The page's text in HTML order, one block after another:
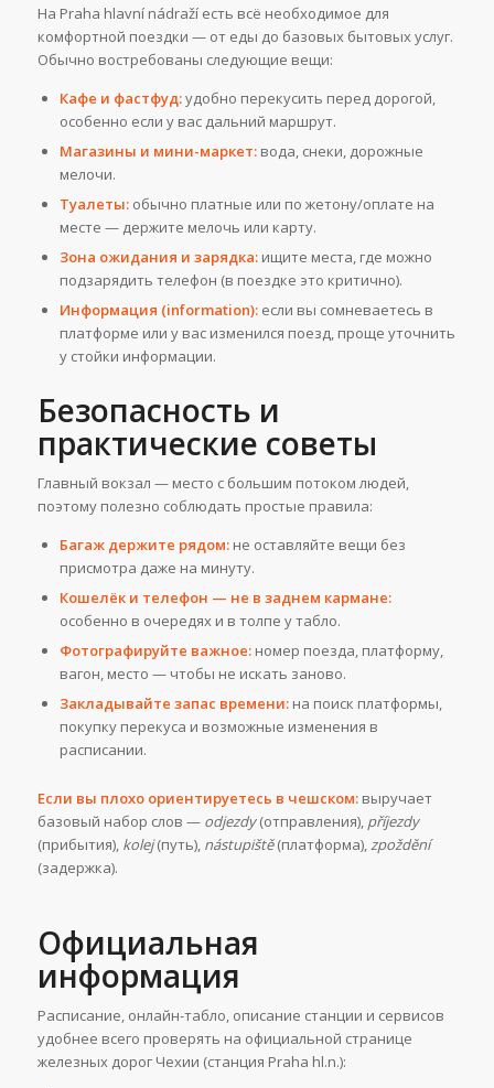
На Praha hlavní nádraží есть всё необходимое для
комфортной поездки — от еды до базовых бытовых услуг.
Обычно востребованы следующие вещи:
Кафе и фастфуд:удобно перекусить перед дорогой,
особенно если у вас дальний маршрут.
Магазины и мини-маркет:вода, снеки, дорожные
мелочи.
Туалеты:обычно платные или по жетону/оплате на
месте — держите мелочь или карту.
Зона ожидания и зарядка:ищите места, где можно
подзарядить телефон (в поездке это критично).
Информация (information):если вы сомневаетесь в
платформе или у вас изменился поезд, проще уточнить
у стойки информации.
Безопасность и
практические советы
Главный вокзал — место с большим потоком людей,
поэтому полезно соблюдать простые правила:
Багаж держите рядом:не оставляйте вещи без
присмотра даже на минуту.
Кошелёк и телефон — не в заднем кармане:
особенно в очередях и в толпе у табло.
Фотографируйте важное:номер поезда, платформу,
вагон, место — чтобы не искать заново.
Закладывайте запас времени:на поиск платформы,
покупку перекуса и возможные изменения в
расписании.
Если вы плохо ориентируетесь в чешском:выручает
базовый набор слов — odjezdy(отправления), příjezdy
(прибытия), kolej(путь), nástupiště(платформа),zpoždění
(задержка).
Официальная
информация
Расписание, онлайн-табло, описание станции и сервисов
удобнее всего проверять на официальной странице
железных дорог Чехии (станция Praha hl.n.):